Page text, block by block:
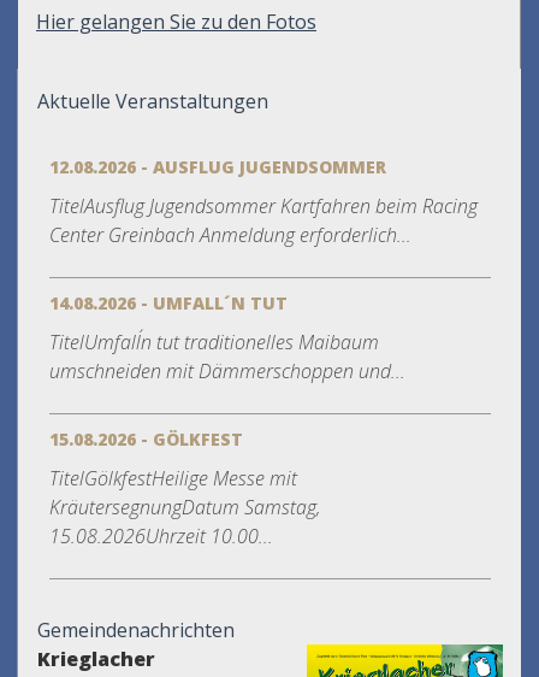
Hier gelangen Sie zu den Fotos
Aktuelle Veranstaltungen
12.08.2026 - AUSFLUG JUGENDSOMMER
TitelAusflug Jugendsommer Kartfahren beim Racing
Center Greinbach Anmeldung erforderlich...
14.08.2026 - UMFALL´N TUT
TitelUmfall´n tut traditionelles Maibaum
umschneiden mit Dämmerschoppen und...
15.08.2026 - GÖLKFEST
TitelGölkfestHeilige Messe mit
KräutersegnungDatum Samstag,
15.08.2026Uhrzeit 10.00...
Gemeindenachrichten
Krieglacher